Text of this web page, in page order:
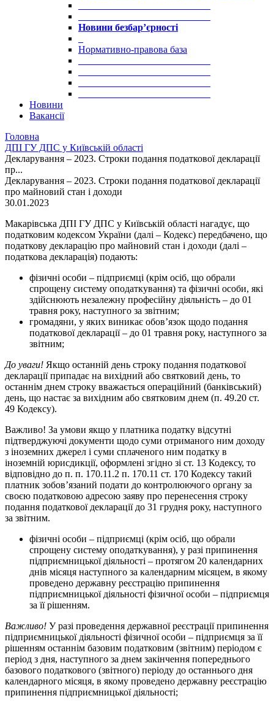
Новини безбар’єрності
Нормативно-правова база
Новини
Вакансії
Головна
ДПІ ГУ ДПС у Київській області
Декларування – 2023. Строки подання податкової декларації
пр...
Декларування – 2023. Строки подання податкової декларації
про майновий стан і доходи
30.01.2023
Макарівська ДПІ ГУ ДПС у Київській області нагадує, що
податковим кодексом України (далі – Кодекс) передбачено, що
податкову декларацію про майновий стан і доходи (далі –
податкова декларація) подають:
фізичні особи – підприємці (крім осіб, що обрали
спрощену систему оподаткування) та фізичні особи, які
здійснюють незалежну професійну діяльність – до 01
травня року, наступного за звітним;
громадяни, у яких виникає обов’язок щодо подання
податкової декларації – до 01 травня року, наступного за
звітним;
До уваги! Якщо останній день строку подання податкової
декларації припадає на вихідний або святковий день, то
останнім днем строку вважається операційний (банківський)
день, що настає за вихідним або святковим днем (п. 49.20 ст.
49 Кодексу).
Важливо! За умови якщо у платника податку відсутні
підтверджуючі документи щодо суми отриманого ним доходу
з іноземних джерел і суми сплаченого ним податку в
іноземній юрисдикції, оформлені згідно зі ст. 13 Кодексу, то
відповідно до п. п. 170.11.2 п. 170.11 ст. 170 Кодексу такий
платник зобов’язаний подати до контролюючого органу за
своєю податковою адресою заяву про перенесення строку
подання податкової декларації до 31 грудня року, наступного
за звітним.
фізичні особи – підприємці (крім осіб, що обрали
спрощену систему оподаткування), у разі припинення
підприємницької діяльності – протягом 20 календарних
днів місяця наступного за календарним місяцем, в якому
проведено державну реєстрацію припинення
підприємницької діяльності фізичної особи – підприємця
за її рішенням.
Важливо! У разі проведення державної реєстрації припинення
підприємницької діяльності фізичної особи – підприємця за її
рішенням останнім базовим податковим (звітним) періодом є
період з дня, наступного за днем закінчення попереднього
базового податкового (звітного) періоду до останнього дня
календарного місяця, в якому проведено державну реєстрацію
припинення підприємницької діяльності;